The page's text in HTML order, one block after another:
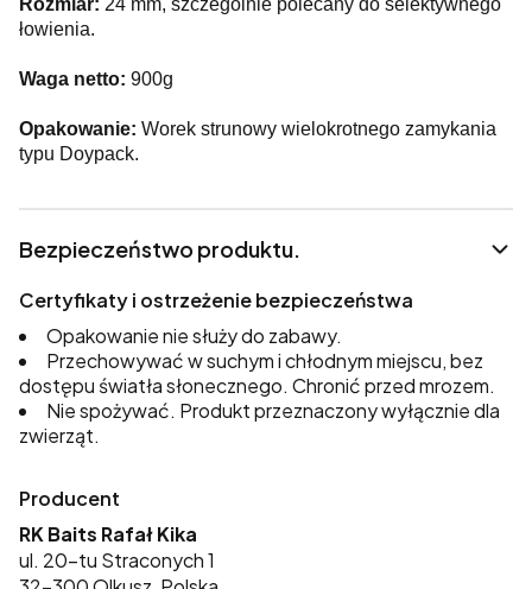
Rozmiar: 24 mm, szczególnie polecany do selektywnego
łowienia.
Waga netto: 900g
Opakowanie: Worek strunowy wielokrotnego zamykania
typu Doypack.
Bezpieczeństwo produktu.
Certyfikaty i ostrzeżenie bezpieczeństwa
Opakowanie nie służy do zabawy.
Przechowywać w suchym i chłodnym miejscu, bez
dostępu światła słonecznego. Chronić przed mrozem.
Nie spożywać. Produkt przeznaczony wyłącznie dla
zwierząt.
Producent
RK Baits Rafał Kika
ul. 20-tu Straconych 1